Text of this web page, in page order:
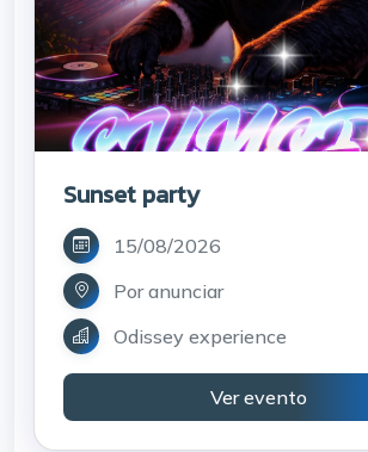
Sunset party
15/08/2026
Por anunciar
Odissey experience
Ver evento